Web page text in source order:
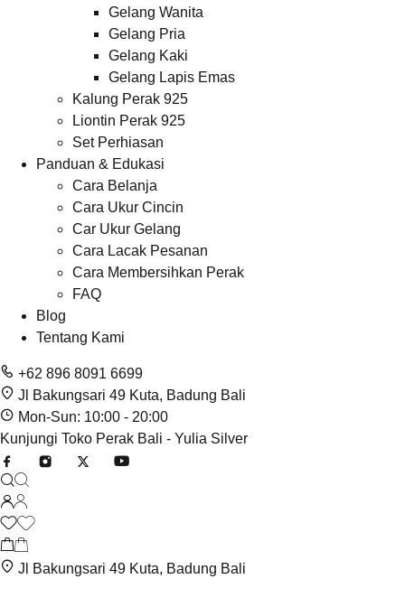
Gelang Wanita
Gelang Pria
Gelang Kaki
Gelang Lapis Emas
Kalung Perak 925
Liontin Perak 925
Set Perhiasan
Panduan & Edukasi
Cara Belanja
Cara Ukur Cincin
Car Ukur Gelang
Cara Lacak Pesanan
Cara Membersihkan Perak
FAQ
Blog
Tentang Kami
+62 896 8091 6699
Jl Bakungsari 49 Kuta, Badung Bali
Mon-Sun: 10:00 - 20:00
Kunjungi Toko Perak Bali - Yulia Silver
Jl Bakungsari 49 Kuta, Badung Bali